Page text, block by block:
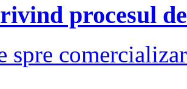
procesul
spre